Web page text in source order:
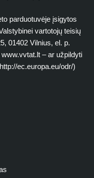
parduotuvėje įsigytos
vartotojų teisių
01402 Vilnius, el. p.
– ar užpildyti
ec.europa.eu/odr/)